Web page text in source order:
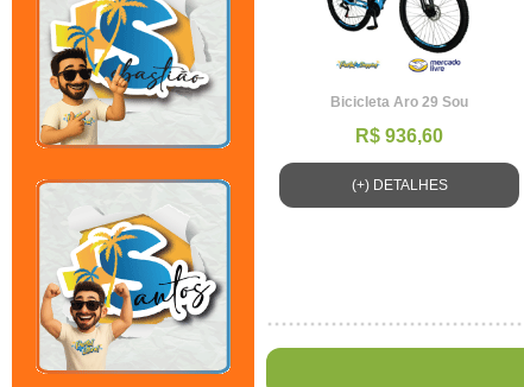
Bicicleta Aro 29 Sou
R$ 936,60
(+) DETALHES